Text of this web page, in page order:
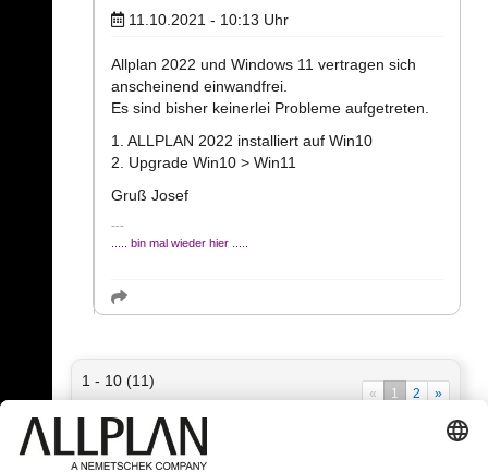
11.10.2021 - 10:13 Uhr
Allplan 2022 und Windows 11 vertragen sich
anscheinend einwandfrei.
Es sind bisher keinerlei Probleme aufgetreten.
1. ALLPLAN 2022 installiert auf Win10
2. Upgrade Win10 > Win11
Gruß Josef
..... bin mal wieder hier .....
1 - 10 (11)
« 1 2 »